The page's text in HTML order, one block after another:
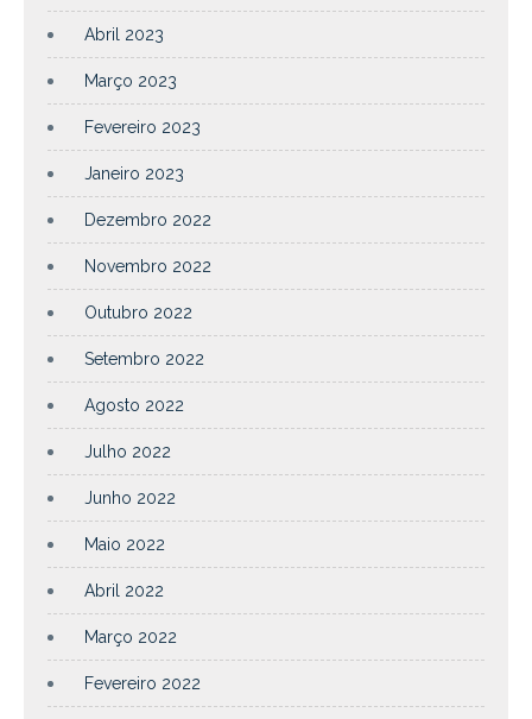
Abril 2023
Março 2023
Fevereiro 2023
Janeiro 2023
Dezembro 2022
Novembro 2022
Outubro 2022
Setembro 2022
Agosto 2022
Julho 2022
Junho 2022
Maio 2022
Abril 2022
Março 2022
Fevereiro 2022